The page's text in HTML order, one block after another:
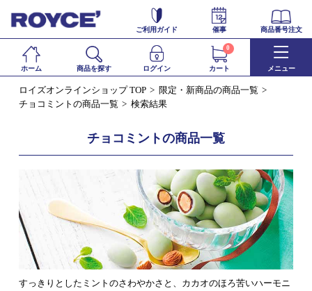
ご利用ガイド 催事 商品番号注文
ホーム 商品を探す ログイン カート
0
メニュー
ロイズオンラインショップ TOP
限定・新商品の商品一覧
チョコミントの商品一覧
検索結果
チョコミントの商品一覧
すっきりとしたミントのさわやかさと、カカオのほろ苦いハーモニ